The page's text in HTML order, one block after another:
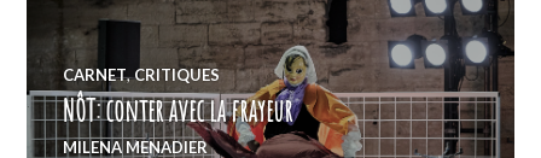
CARNET,CRITIQUES
NÔT: conter avec la frayeur
MILENA MENADIER